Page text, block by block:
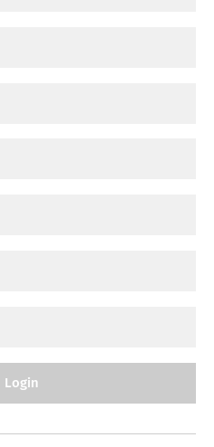
Login